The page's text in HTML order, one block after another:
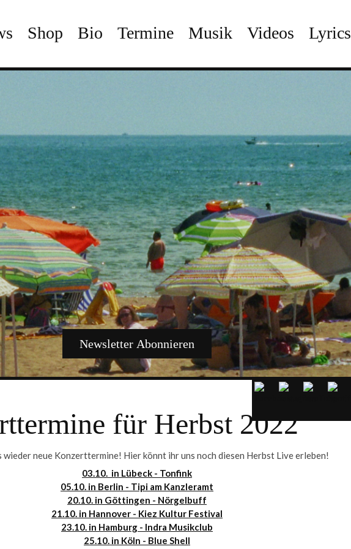
Shop Bio Termine Musik Videos Lyrics
Newsletter Abonnieren
für Herbst 2022
wieder neue Konzerttermine! Hier könnt ihr uns noch diesen Herbst Live erleben!
03.10. in Lübeck - Tonfink
05.10. in Berlin - Tipi am Kanzleramt
20.10. in Göttingen - Nörgelbuff
21.10. in Hannover - Kiez Kultur Festival
23.10. in Hamburg - Indra Musikclub
25.10. in Köln - Blue Shell